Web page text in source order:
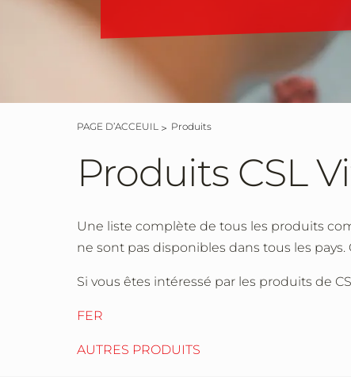
PAGE D’ACCEUIL Produits
Produits CSL
Une liste complète de tous les produits
ne sont pas disponibles dans tous les
Si vous êtes intéressé par les produits de
FER
AUTRES PRODUITS